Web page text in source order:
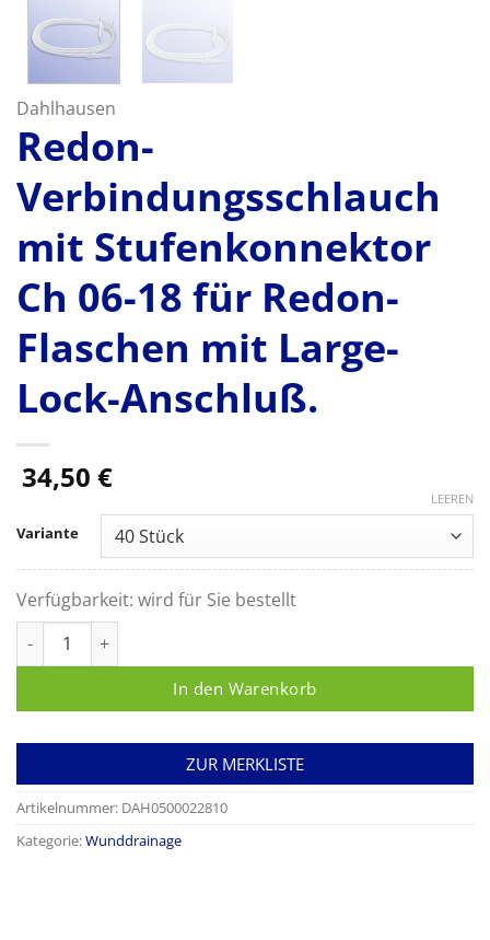
Dahlhausen
Redon-
Verbindungsschlauch
mit Stufenkonnektor
Ch 06-18 für Redon-
Flaschen mit Large-
Lock-Anschluß.
34,50 €
Variante
LEEREN
Verfügbarkeit: wird für Sie bestellt
In den Warenkorb
ZUR MERKLISTE
Artikelnummer: DAH0500022810
Kategorie:Wunddrainage